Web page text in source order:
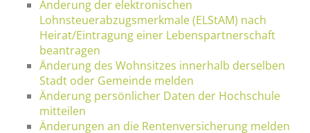
Änderung der elektronischen
Lohnsteuerabzugsmerkmale (ELStAM) nach
Heirat/Eintragung einer Lebenspartnerschaft
beantragen
Änderung des Wohnsitzes innerhalb derselben
Stadt oder Gemeinde melden
Änderung persönlicher Daten der Hochschule
mitteilen
Änderungen an die Rentenversicherung melden